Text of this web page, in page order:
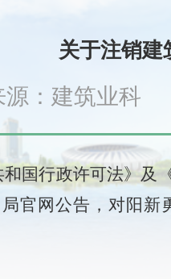
关于注销建
源：建筑业科
国行政许可法》及
官网公告，对阳